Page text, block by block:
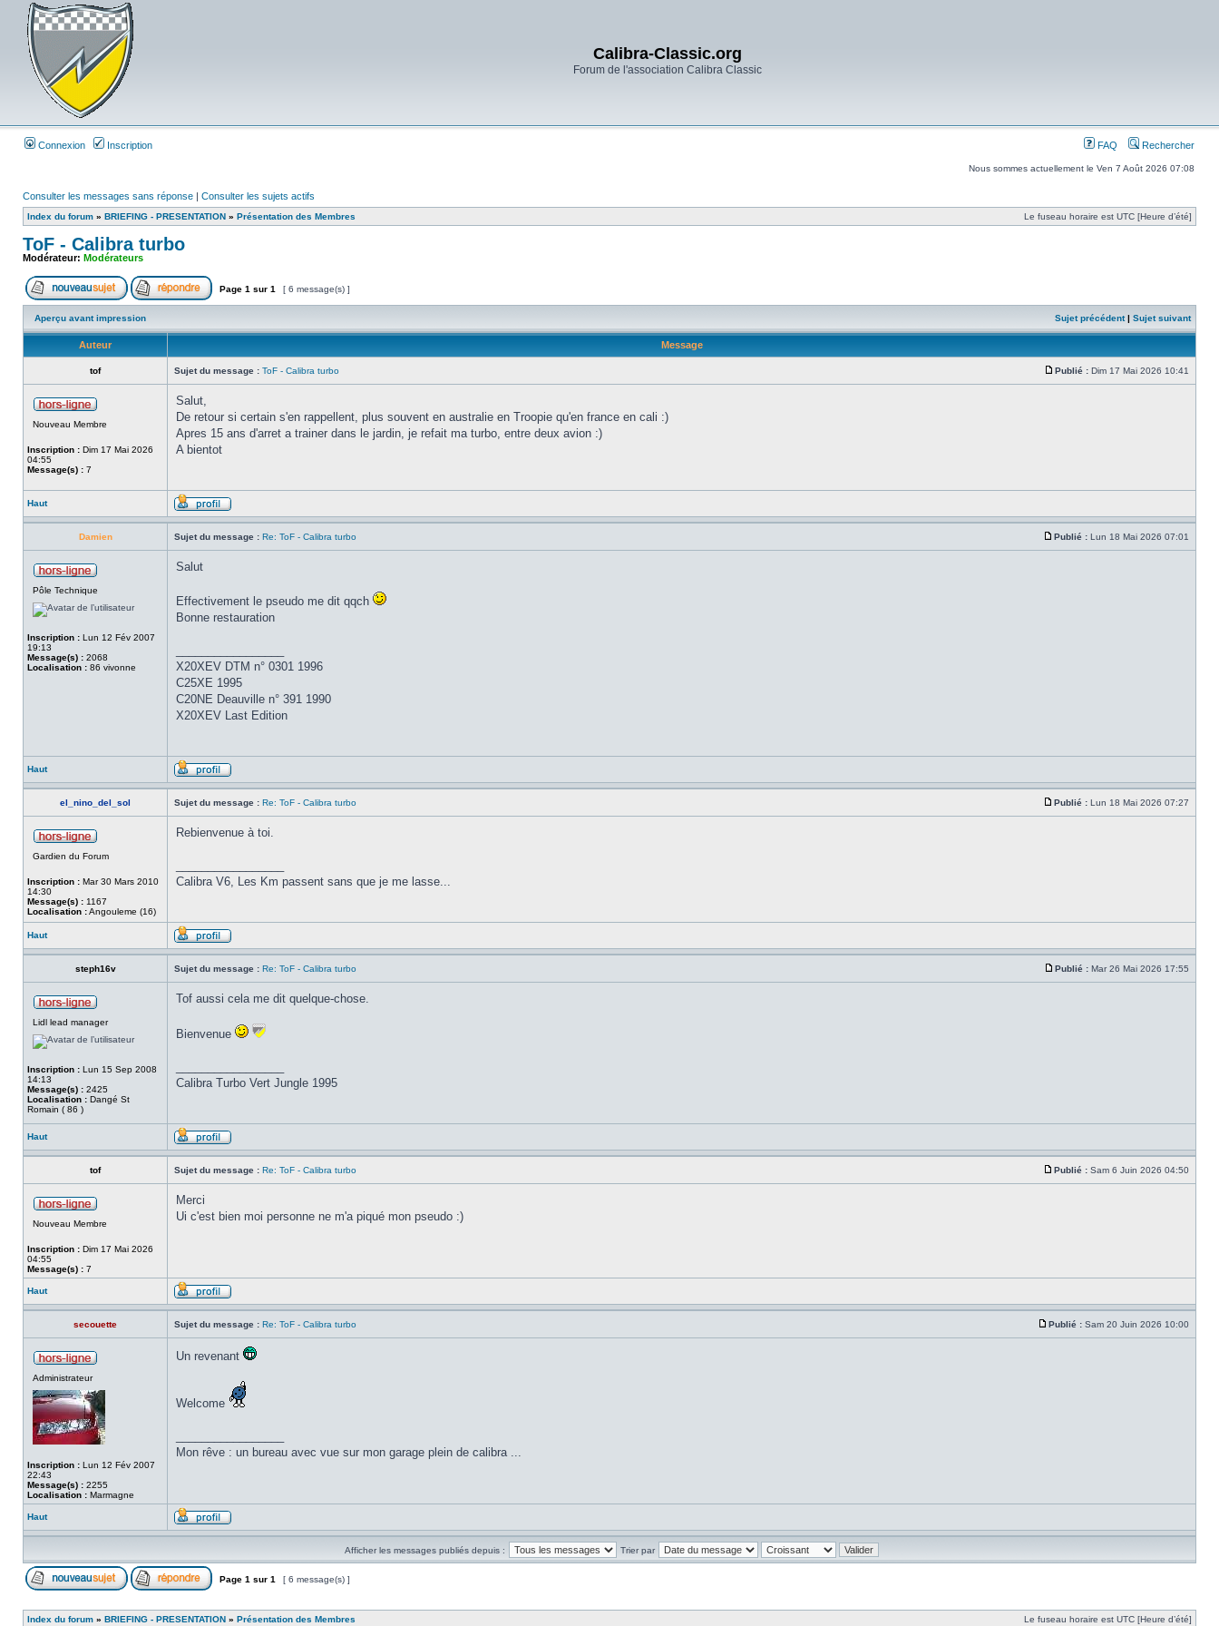
Calibra-Classic.org
Forum de l'association Calibra Classic
Connexion Inscription FAQ Rechercher
Nous sommes actuellement le Ven 7 Août 2026 07:08
Consulter les messages sans réponse | Consulter les sujets actifs
Index du forum » BRIEFING - PRESENTATION » Présentation des Membres Le fuseau horaire est UTC [Heure d’été]
ToF - Calibra turbo
Modérateur: Modérateurs
Page 1 sur 1 [ 6 message(s) ]
Aperçu avant impression Sujet précédent| Sujet suivant
Auteur Message
tof Sujet du message : ToF - Calibra turbo Publié : Dim 17 Mai 2026 10:41
Nouveau Membre
Inscription : Dim 17 Mai 2026
04:55
Message(s) : 7
Salut,
De retour si certain s'en rappellent, plus souvent en australie en Troopie qu'en france en cali :)
Apres 15 ans d'arret a trainer dans le jardin, je refait ma turbo, entre deux avion :)
A bientot
Haut
Damien Sujet du message : Re: ToF - Calibra turbo Publié : Lun 18 Mai 2026 07:01
Pôle Technique
Inscription : Lun 12 Fév 2007
19:13
Message(s) : 2068
Localisation : 86 vivonne
Salut
Effectivement le pseudo me dit qqch
Bonne restauration
X20XEV DTM n° 0301 1996
C25XE 1995
C20NE Deauville n° 391 1990
X20XEV Last Edition
Haut
el_nino_del_sol Sujet du message : Re: ToF - Calibra turbo Publié : Lun 18 Mai 2026 07:27
Gardien du Forum
Inscription : Mar 30 Mars 2010
14:30
Message(s) : 1167
Localisation :Angouleme (16)
Rebienvenue à toi.
Calibra V6, Les Km passent sans que je me lasse...
Haut
steph16v Sujet du message : Re: ToF - Calibra turbo Publié : Mar 26 Mai 2026 17:55
Lidl lead manager
Inscription : Lun 15 Sep 2008
14:13
Message(s) : 2425
Localisation : Dangé St
Romain ( 86 )
Tof aussi cela me dit quelque-chose.
Bienvenue
Calibra Turbo Vert Jungle 1995
Haut
tof Sujet du message : Re: ToF - Calibra turbo Publié : Sam 6 Juin 2026 04:50
Nouveau Membre
Inscription : Dim 17 Mai 2026
04:55
Message(s) : 7
Merci
Ui c'est bien moi personne ne m'a piqué mon pseudo :)
Haut
secouette Sujet du message : Re: ToF - Calibra turbo Publié : Sam 20 Juin 2026 10:00
Administrateur
Inscription : Lun 12 Fév 2007
22:43
Message(s) : 2255
Localisation : Marmagne
Un revenant
Welcome
Mon rêve : un bureau avec vue sur mon garage plein de calibra ...
Haut
Afficher les messages publiés depuis : Trier par
Page 1 sur 1 [ 6 message(s) ]
Index du forum » BRIEFING - PRESENTATION » Présentation des Membres Le fuseau horaire est UTC [Heure d’été]